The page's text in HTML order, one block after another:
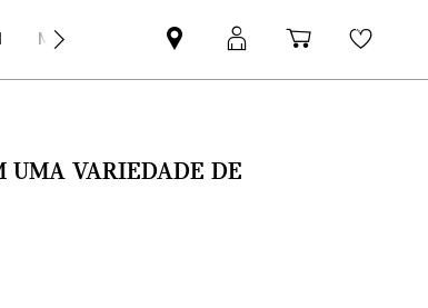
MINI Empresas
Pesquisar
parceiro
Iniciar
sessão
Carrinho
de
UMA VARIEDADE DE